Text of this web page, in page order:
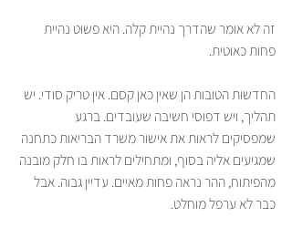
זה לא אומר שהדרך נהיית קלה. היא פשוט נהיית
פחות כאוטית.
החדשות הטובות הן שאין כאן קסם. אין טריק סודי. יש
תהליך, ויש דפוסי חשיבה שעובדים. ברגע
שמפסיקים לראות את אישור משרד הבריאות כתחנה
שמגיעים אליה בסוף, ומתחילים לראות בו חלק מובנה
מהפיתוח, ההר נראה פחות מאיים. עדיין גבוה. אבל
כבר לא ערפל מוחלט.